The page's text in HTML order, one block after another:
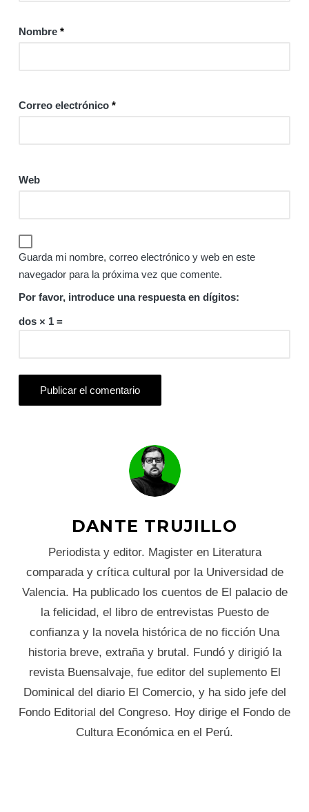
Nombre *
Correo electrónico *
Web
Guarda mi nombre, correo electrónico y web en este
navegador para la próxima vez que comente.
Por favor, introduce una respuesta en dígitos:
dos × 1 =
DANTE TRUJILLO
Periodista y editor. Magister en Literatura
comparada y crítica cultural por la Universidad de
Valencia. Ha publicado los cuentos de El palacio de
la felicidad, el libro de entrevistas Puesto de
confianza y la novela histórica de no ficción Una
historia breve, extraña y brutal. Fundó y dirigió la
revista Buensalvaje, fue editor del suplemento El
Dominical del diario El Comercio, y ha sido jefe del
Fondo Editorial del Congreso. Hoy dirige el Fondo de
Cultura Económica en el Perú.